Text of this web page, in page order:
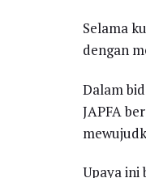
Selama
dengan
Dalam
JAPFA
Upaya ini